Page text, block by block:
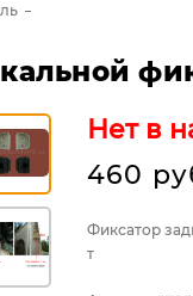
Нет в
460
Фиксатор
т